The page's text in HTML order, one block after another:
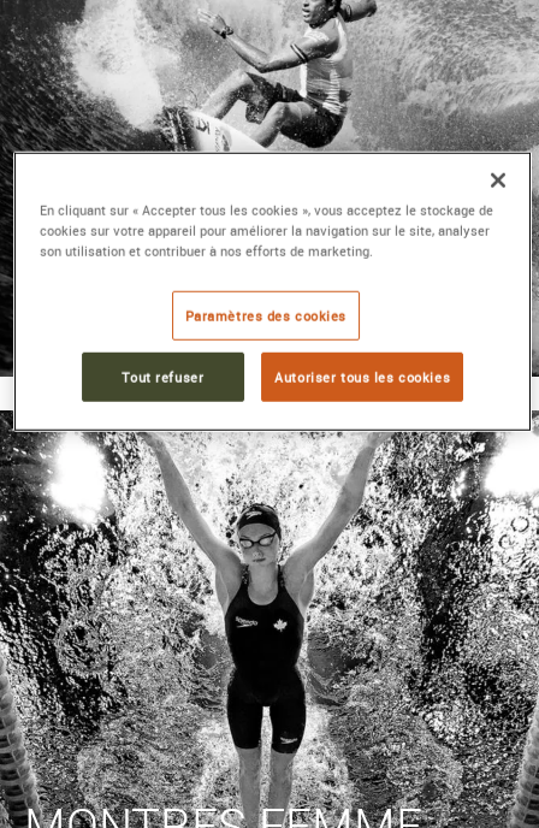
MONTRES HOMME
TAGHEUER
DÉCOUVRIR
En cliquant sur « Accepter tous les cookies », vous acceptez le stockage de
cookies sur votre appareil pour améliorer la navigation sur le site, analyser
son utilisation et contribuer à nos efforts de marketing.
Paramètres des cookies
Tout refuser Autoriser tous les cookies